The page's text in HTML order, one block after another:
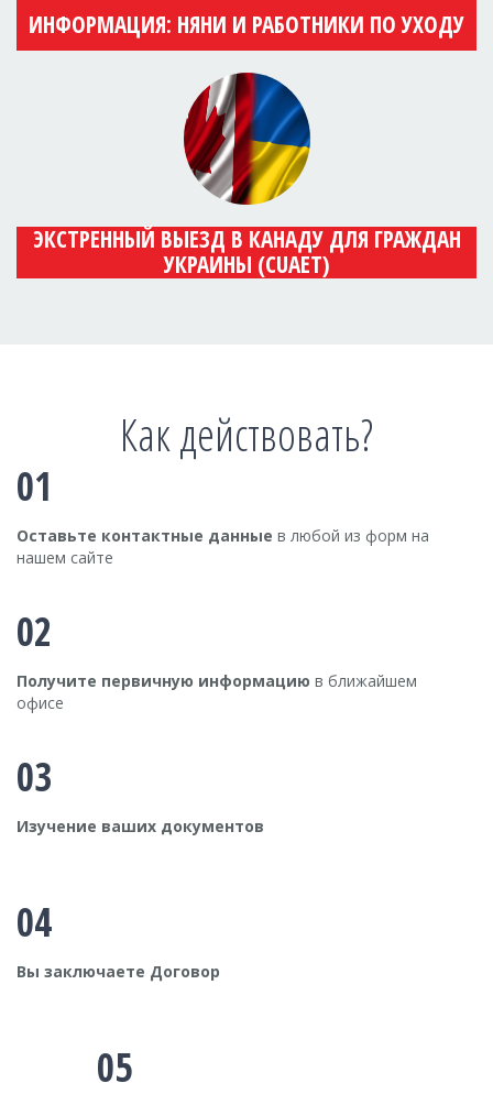
ИНФОРМАЦИЯ: НЯНИ И РАБОТНИКИ ПО УХОДУ
ЭКСТРЕННЫЙ ВЫЕЗД В КАНАДУ ДЛЯ ГРАЖДАН
УКРАИНЫ (CUAET)
Как действовать?
01
Оставьте контактные данные в любой из форм на
нашем сайте
02
Получите первичную информацию в ближайшем
офисе
03
Изучение ваших документов
04
Вы заключаете Договор
05